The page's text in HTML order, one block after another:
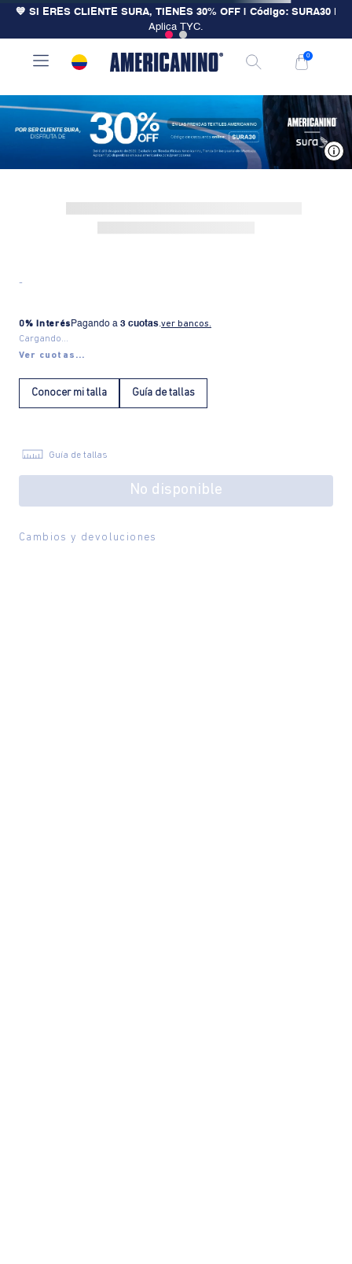
💙 SI ERES CLIENTE SURA, TIENES 30% OFF | Código: SURA30
Aplica TYC.
0
-
0% Interés Pagando a 3 cuotas.ver bancos.
Cargando...
Ver cuotas...
Conocer mi talla Guía de tallas
Guía de tallas
No disponible
Cambios y devoluciones